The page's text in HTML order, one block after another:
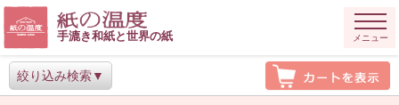
手漉き和紙と世界の紙 メニュー
絞り込み検索